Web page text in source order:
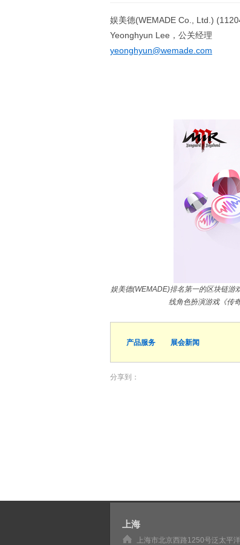
娱美德(WEMADE Co., Ltd.)
Yeonghyun Lee，公关经理
yeonghyun@wemade.com
娱美德(WEMADE)排名第一的区块链游
线角色扮演游戏《传
产品服务 展会新闻
分享到：
上海
上海市北京西路1250号泛太平